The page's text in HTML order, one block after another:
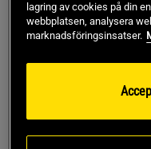
!
Denna produkt är
när produkter åter
Klassisk t-shirt i mjuk
lagring av cookies på din
webbplatsen, analysera
marknadsföringsinsatser.